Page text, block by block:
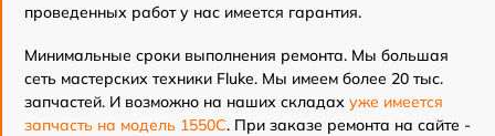
проведенных работ у нас имеется гарантия.
Минимальные сроки выполнения ремонта. Мы большая
сеть мастерских техники Fluke. Мы имеем более 20 тыс.
запчастей. И возможно на наших складах уже имеется
запчасть на модель 1550C. При заказе ремонта на сайте -